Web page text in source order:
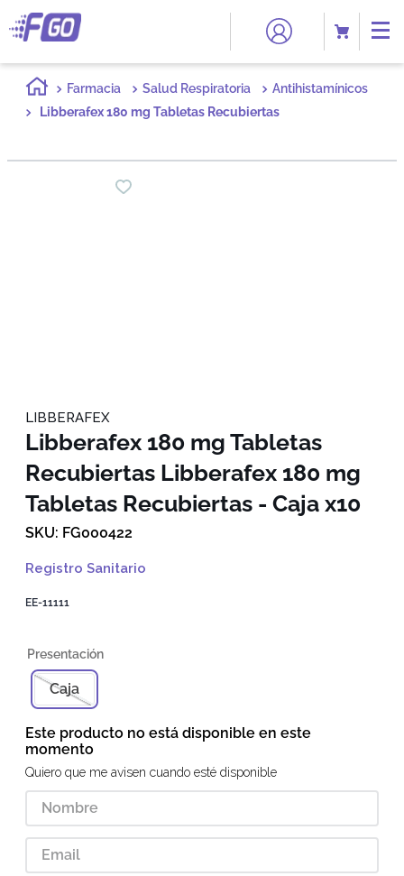
Farmacia Salud Respiratoria
Antihistamínicos
Libberafex 180 mg Tabletas Recubiertas
LIBBERAFEX
Libberafex 180 mg Tabletas
Recubiertas Libberafex 180 mg
Tabletas Recubiertas - Caja x10
FG000422
Registro Sanitario
EE-11111
Caja
Este producto no está disponible en este
momento
Quiero que me avisen cuando esté disponible